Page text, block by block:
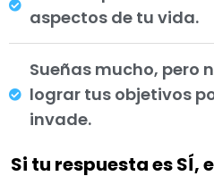
aspectos de tu vida.
Sueñas mucho, pero
lograr tus objetivos
invade.
Si tu respuesta es SÍ,